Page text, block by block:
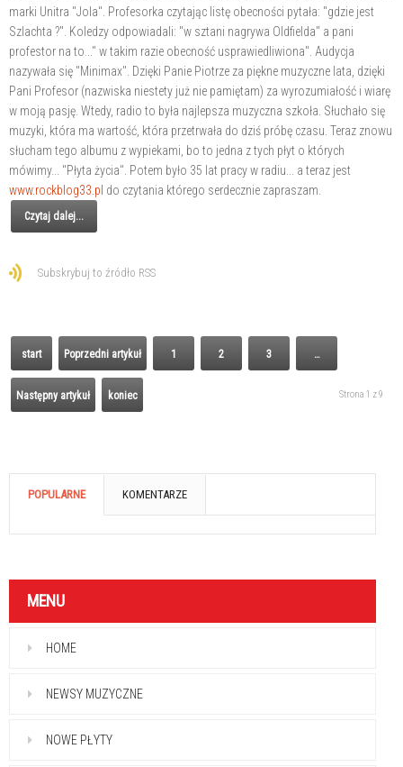
marki Unitra "Jola". Profesorka czytając listę obecności pytała: "gdzie jest
Szlachta ?". Koledzy odpowiadali: "w sztani nagrywa Oldfielda" a pani
profestor na to..." w takim razie obecność usprawiedliwiona". Audycja
nazywała się "Minimax". Dzięki Panie Piotrze za piękne muzyczne lata, dzięki
Pani Profesor (nazwiska niestety już nie pamiętam) za wyrozumiałość i wiarę
w moją pasję. Wtedy, radio to była najlepsza muzyczna szkoła. Słuchało się
muzyki, która ma wartość, która przetrwała do dziś próbę czasu. Teraz znowu
słucham tego albumu z wypiekami, bo to jedna z tych płyt o których
mówimy... "Płyta życia". Potem było 35 lat pracy w radiu... a teraz jest
www.rockblog33.pl do czytania którego serdecznie zapraszam.
Czytaj dalej...
Subskrybuj to źródło RSS
start Poprzedni artykuł 1 2 3 …
Następny artykuł koniec Strona 1 z 9
POPULARNE KOMENTARZE
MENU
HOME
NEWSY MUZYCZNE
NOWE PŁYTY